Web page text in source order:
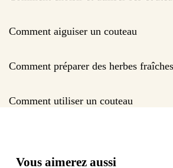
Comment aiguiser un couteau
Comment préparer des herbes fraîches
Comment utiliser un couteau
Vous aimerez aussi